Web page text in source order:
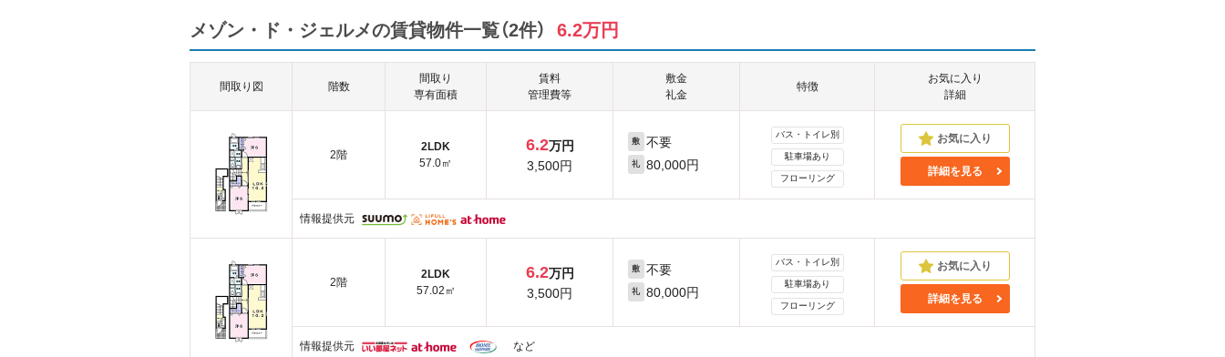
メゾン・ド・ジェルメの賃貸物件一覧（2件） 6.2万円
間取り図 階数
間取り
専有面積
賃料
管理費等
敷金
礼金
特徴
お気に入り
詳細
2階
2LDK
57.0㎡
6.2万円
3,500円
敷 不要
礼 80,000円
バス・トイレ別
駐車場あり
フローリング
詳細を見る
情報提供元
2階
2LDK
57.02㎡
6.2万円
3,500円
敷 不要
礼 80,000円
バス・トイレ別
駐車場あり
フローリング
詳細を見る
情報提供元 など